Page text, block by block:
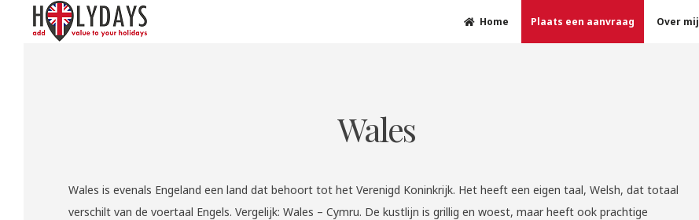
Home
Plaats een aanvraag Over mij
Wales
Wales is evenals Engeland een land dat behoort tot het Verenigd Koninkrijk. Het heeft een eigen taal, Welsh, dat totaal
verschilt van de voertaal Engels. Vergelijk: Wales – Cymru. De kustlijn is grillig en woest, maar heeft ook prachtige